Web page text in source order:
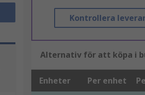
Kontrollera
Alternativ för att köpa i
Enheter Per enhet